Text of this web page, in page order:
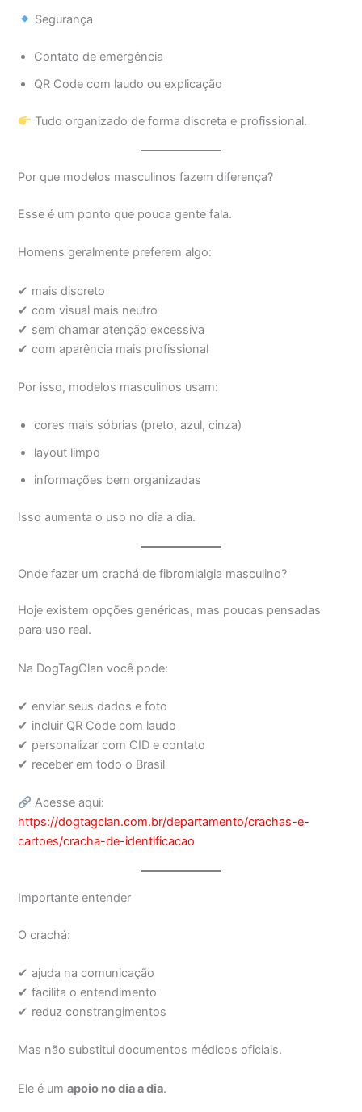
Segurança
Contato de emergência
QR Code com laudo ou explicação
Tudo organizado de forma discreta e profissional.
Por que modelos masculinos fazem diferença?
Esse é um ponto que pouca gente fala.
Homens geralmente preferem algo:
✔ mais discreto
✔ com visual mais neutro
✔ sem chamar atenção excessiva
✔ com aparência mais profissional
Por isso, modelos masculinos usam:
cores mais sóbrias (preto, azul, cinza)
layout limpo
informações bem organizadas
Isso aumenta o uso no dia a dia.
Onde fazer um crachá de fibromialgia masculino?
Hoje existem opções genéricas, mas poucas pensadas
para uso real.
Na DogTagClan você pode:
✔ enviar seus dados e foto
✔ incluir QR Code com laudo
✔ personalizar com CID e contato
✔ receber em todo o Brasil
Acesse aqui:
https://dogtagclan.com.br/departamento/crachas-e-
cartoes/cracha-de-identificacao
Importante entender
O crachá:
✔ ajuda na comunicação
✔ facilita o entendimento
✔ reduz constrangimentos
Mas não substitui documentos médicos oficiais.
Ele é umapoio no dia a dia.